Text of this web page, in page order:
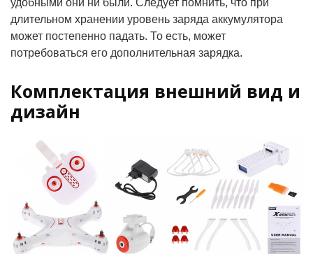
удобными они ни были. Следует помнить, что при
длительном хранении уровень заряда аккумулятора
может постепенно падать. То есть, может
потребоваться его дополнительная зарядка.
Комплектация внешний вид и
дизайн